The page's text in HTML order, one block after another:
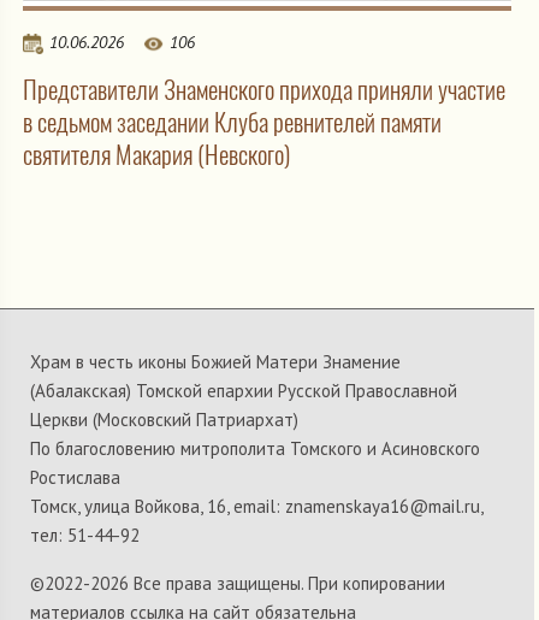
10.06.2026 106
Представители Знаменского прихода приняли участие
в седьмом заседании Клуба ревнителей памяти
святителя Макария (Невского)
Храм в честь иконы Божией Матери Знамение
(Абалакская) Томской епархии Русской Православной
Церкви (Московский Патриархат)
По благословению митрополита Томского и Асиновского
Ростислава
Томск, улица Войкова, 16, email: znamenskaya16@mail.ru,
тел: 51-44-92
©2022-2026 Все права защищены. При копировании
материалов ссылка на сайт обязательна